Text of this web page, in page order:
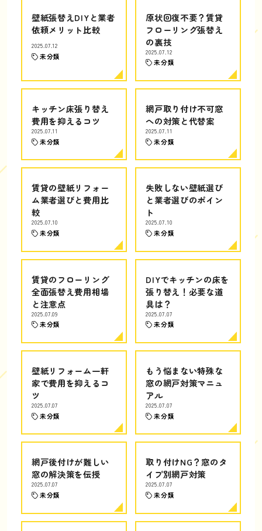
壁紙張替えDIYと業者
依頼メリット比較
2025.07.12
未分類
原状回復不要？賃貸
フローリング張替え
の裏技
2025.07.12
未分類
キッチン床張り替え
費用を抑えるコツ
2025.07.11
未分類
網戸取り付け不可窓
への対策と代替案
2025.07.11
未分類
賃貸の壁紙リフォー
ム業者選びと費用比
較
2025.07.10
未分類
失敗しない壁紙選び
と業者選びのポイン
ト
2025.07.10
未分類
賃貸のフローリング
全面張替え費用相場
と注意点
2025.07.09
未分類
DIYでキッチンの床を
張り替え！必要な道
具は？
2025.07.07
未分類
壁紙リフォーム一軒
家で費用を抑えるコ
ツ
2025.07.07
未分類
もう悩まない特殊な
窓の網戸対策マニュ
アル
2025.07.07
未分類
網戸後付けが難しい
窓の解決策を伝授
2025.07.07
未分類
取り付けNG？窓のタ
イプ別網戸対策
2025.07.07
未分類